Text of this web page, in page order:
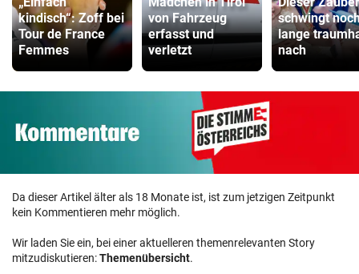
kindisch“: Zoff bei
Tour de France
Femmes
von Fahrzeug
erfasst und
verletzt
schwingt
lange
nach
Da dieser Artikel älter als 18 Monate ist, ist zum jetzigen Zeitpunkt
kein Kommentieren mehr möglich.
Wir laden Sie ein, bei einer aktuelleren themenrelevanten Story
mitzudiskutieren:Themenübersicht.